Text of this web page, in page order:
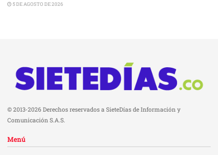
5 DE AGOSTO DE 2026
© 2013-2026 Derechos reservados a SieteDías de Información y
Comunicación S.A.S.
Menú